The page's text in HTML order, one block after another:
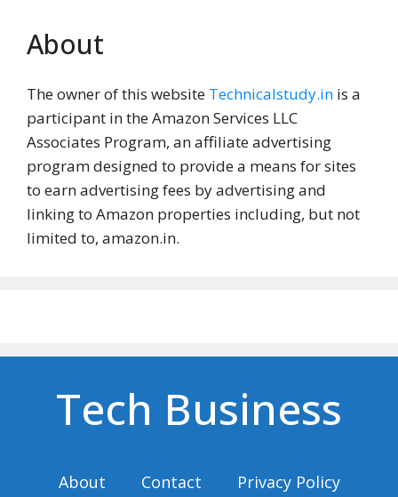
About
The owner of this website Technicalstudy.in is a
participant in the Amazon Services LLC
Associates Program, an affiliate advertising
program designed to provide a means for sites
to earn advertising fees by advertising and
linking to Amazon properties including, but not
limited to, amazon.in.
Tech Business
About Contact Privacy Policy